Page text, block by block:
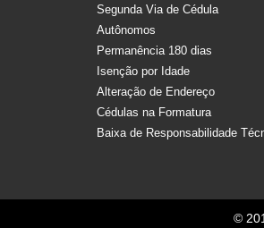
Segunda Via de Cédula
Autônomos
Permanência 180 dias
Isenção por Idade
Alteração de Endereço
Cédulas na Formatura
Baixa de Responsabilidade
©